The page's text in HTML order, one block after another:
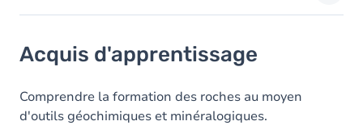
Objectifs
Contenu
Table des matières
Acquis d'apprentissage
Comprendre la formation des roches au moyen
d'outils géochimiques et minéralogiques.